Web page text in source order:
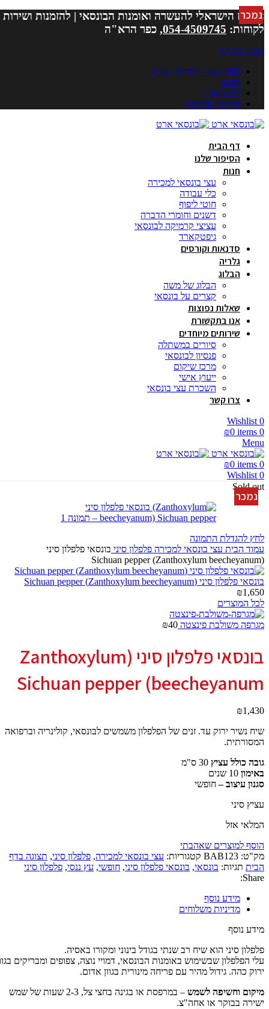
המרכז הישראלי להעשרה ואומנות הבונסאי | להזמנות ושירות
לקוחות: 054-4509745, כפר הרא"ה
חפש מוצרים
הרשמה לניוזלטר שלנו
תקנון
גיפטקארד
מדיניות פרטיות
דף הבית
הסיפור שלנו
חנות
עצי בונסאי למכירה
כלי עבודה
חוטי ליפוף
דשנים וחומרי הדברה
עציצי קרמיקה לבונסאי
גיפטקארד
סדנאות וקורסים
גלריה
הבלוג
הבלוג של משה
קצרים על בונסאי
שאלות נפוצות
אנו בתקשורת
שירותים מיוחדים
סיורים במשתלה
פנסיון לבונסאי
מרכז שיקום
ייעוץ אישי
השכרת עצי בונסאי
צרו קשר
0
Wishlist
0
items
₪0
Menu
0
items
₪0
0
Wishlist
Sold out
נמכר
לחץ להגדלת התמונה
עמוד הבית עצי בונסאי למכירה פלפלון סיני בונסאי פלפלון סיני
(Zanthoxylum beecheyanum) Sichuan pepper
בונסאי פלפלון סיני (Zanthoxylum beecheyanum) Sichuan pepper
₪1,650
לכל המוצרים
מגרפה משולבת פינצטה ₪40
בונסאי פלפלון סיני (Zanthoxylum
beecheyanum) Sichuan pepper
₪1,430
שיח נשיר ירוק עד. זנים של הפלפלון משמשים לבונסאי, קולינריה וברפואה
המסורתית.
גובה כולל עציץ 30 ס"מ
באימון
סגנון עיצוב –חופשי
עציץ סיני
המלאי אזל
הוסף למוצרים שאהבתי
מק"ט: BAB123 קטגוריות: עצי בונסאי למכירה, פלפלון סיני, תצוגה בדף
הבית תגיות: בונסאי, בונסאי פלפלון סיני, חופשי, עץ ננסי, פלפלון סיני
Share:
מידע נוסף
מדיניות משלוחים
מידע נוסף
פלפלון סיני הוא שיח רב שנתי בגודל בינוני ומקורו באסיה.
עלי הפלפלון שבשימוש באומנות הבונסאי, דמויי נוצה, צפופים ומבריקים
ירוק כהה. גידול מהיר עם פריחה מינורית בגוון אדום.
מיקום וחשיפה לשמש
– במרפסת או בגינה בחצי צל, 2-3 שעות של שמש
ישירה בבוקר או אחה"צ.
נמכר
נמכר